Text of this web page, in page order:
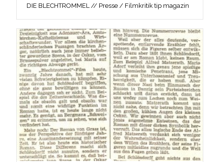
DIE BLECHTROMMEL // Presse / Filmkritik tip magazin